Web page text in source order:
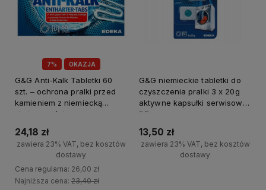
7% OKAZJA
G&G Anti-Kalk Tabletki 60
szt. – ochrona pralki przed
kamieniem z niemiecką
skutecznością
24,18 zł
zawiera 23% VAT, bez kosztów
dostawy
Cena regularna: 26,00 zł
Najniższa cena: 23,40 zł
G&G niemieckie tabletki do
czyszczenia pralki 3 x 20g
aktywne kapsułki serwisowe
DE
13,50 zł
zawiera 23% VAT, bez kosztów
dostawy